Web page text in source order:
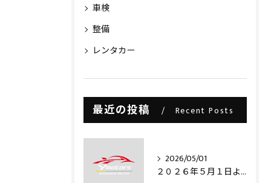
車検
整備
レンタカー
最近の投稿 Recent Posts
2026/05/01
２０２６年５月１日より・・・